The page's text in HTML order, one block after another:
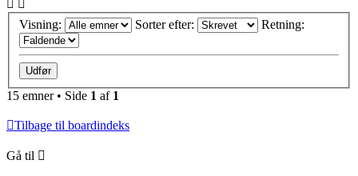
Visning: Sorter efter: Retning:
15 emner • Side 1 af 1
Tilbage til boardindeks
Gå til